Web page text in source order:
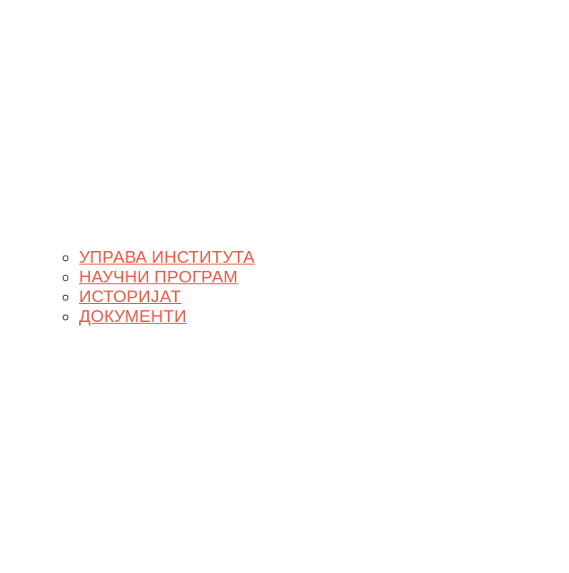
УПРАВА ИНСТИТУТА
НАУЧНИ ПРОГРАМ
ИСТОРИЈАТ
ДОКУМЕНТИ